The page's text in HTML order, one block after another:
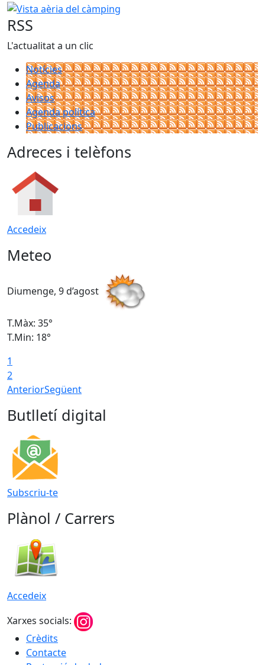
Vista aèria del càmping
RSS
L'actualitat a un clic
Notícies
Agenda
Avisos
Agenda política
Publicacions
Adreces i telèfons
Accedeix
Meteo
Diumenge, 9 d’agost
T.Màx: 35°
T.Min: 18°
1
2
AnteriorSegüent
Butlletí digital
Subscriu-te
Plànol / Carrers
Accedeix
Xarxes socials:
Crèdits
Contacte